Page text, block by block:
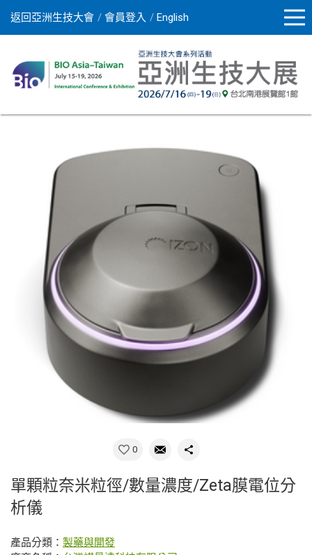
返回亞洲生技大會 會員登入 English
0
單顆粒奈米粒徑/數量濃度/Zeta膜電位分
析儀
產品分類： 製藥與開發